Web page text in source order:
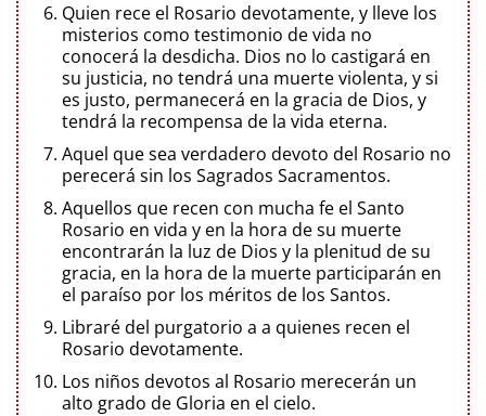
Quien rece el Rosario devotamente, y lleve los
misterios como testimonio de vida no
conocerá la desdicha. Dios no lo castigará en
su justicia, no tendrá una muerte violenta, y si
es justo, permanecerá en la gracia de Dios, y
tendrá la recompensa de la vida eterna.
Aquel que sea verdadero devoto del Rosario no
perecerá sin los Sagrados Sacramentos.
Aquellos que recen con mucha fe el Santo
Rosario en vida y en la hora de su muerte
encontrarán la luz de Dios y la plenitud de su
gracia, en la hora de la muerte participarán en
el paraíso por los méritos de los Santos.
Libraré del purgatorio a a quienes recen el
Rosario devotamente.
Los niños devotos al Rosario merecerán un
alto grado de Gloria en el cielo.